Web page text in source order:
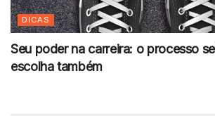
DICAS
Seu poder na carreira: o processo
escolha também